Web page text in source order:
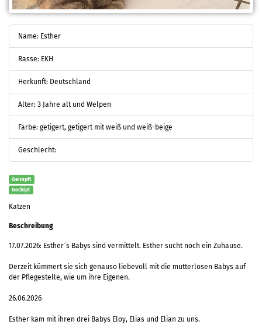
Name: Esther
Rasse: EKH
Herkunft: Deutschland
Alter: 3 Jahre alt und Welpen
Farbe: getigert, getigert mit weiß und weiß-beige
Geschlecht:
Geimpft
Gechipt
Katzen
Beschreibung
17.07.2026: Esther´s Babys sind vermittelt. Esther sucht noch ein Zuhause.
Derzeit kümmert sie sich genauso liebevoll mit die mutterlosen Babys auf
der Pflegestelle, wie um ihre Eigenen.
26.06.2026
Esther kam mit ihren drei Babys Eloy, Elias und Elian zu uns.